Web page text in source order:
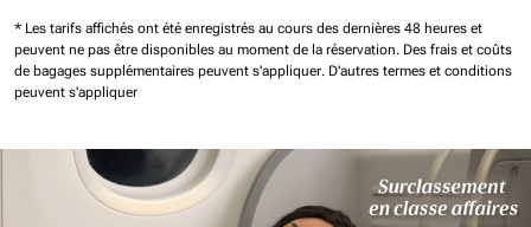
* Les tarifs affichés ont été enregistrés au cours des dernières 48 heures et
peuvent ne pas être disponibles au moment de la réservation. Des frais et coûts
de bagages supplémentaires peuvent s'appliquer. D'autres termes et conditions
peuvent s'appliquer